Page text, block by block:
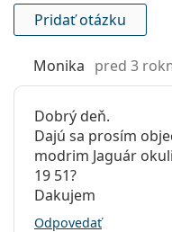
Flexi pánt:
Puzdro:
Áno
handrička:
Ostatné
Typ:
Kategória:
Pridať otázku
Monika pred 3
Dobrý deň.
Dajú sa prosím
modrim Jaguár
19 51?
Dakujem
Odpovedať